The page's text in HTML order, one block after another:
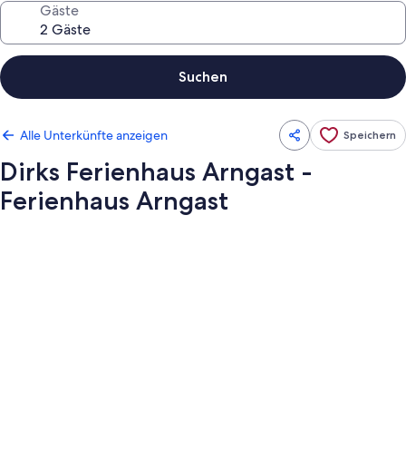
Gäste
Suchen
Alle Unterkünfte anzeigen Speichern
Dirks Ferienhaus Arngast -
Ferienhaus Arngast